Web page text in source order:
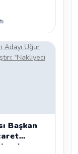
Başkan